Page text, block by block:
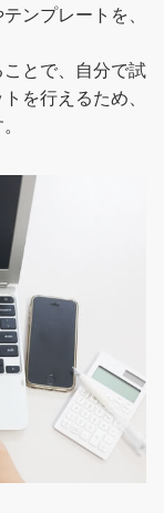
ンプレートを、
とで、自分で試
を行えるため、